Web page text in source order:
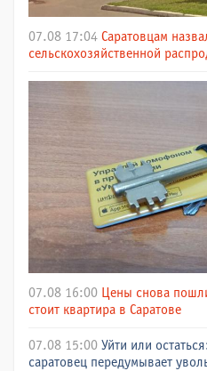
07.08 17:04 Саратовцам
сельскохозяйственной
07.08 16:00 Цены снова
стоит квартира в Саратове
07.08 15:00 Уйти или
саратовец передумывает